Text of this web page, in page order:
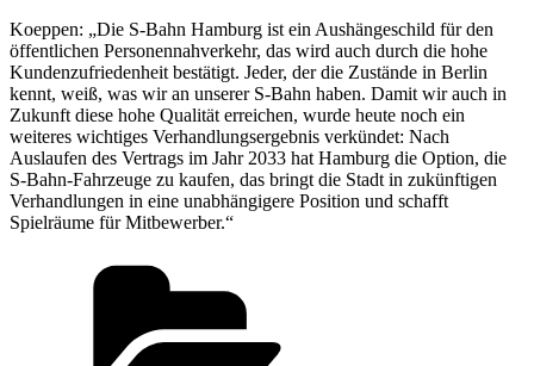
Koeppen: „Die S-Bahn Hamburg ist ein Aushängeschild für den
öffentlichen Personennahverkehr, das wird auch durch die hohe
Kundenzufriedenheit bestätigt. Jeder, der die Zustände in Berlin
kennt, weiß, was wir an unserer S-Bahn haben. Damit wir auch in
Zukunft diese hohe Qualität erreichen, wurde heute noch ein
weiteres wichtiges Verhandlungsergebnis verkündet: Nach
Auslaufen des Vertrags im Jahr 2033 hat Hamburg die Option, die
S-Bahn-Fahrzeuge zu kaufen, das bringt die Stadt in zukünftigen
Verhandlungen in eine unabhängigere Position und schafft
Spielräume für Mitbewerber.“